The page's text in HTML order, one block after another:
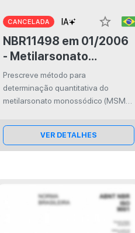
CANCELADA
star_border
NBR11498 em 01/2006
- Metilarsonato
monossódico - Análise
por titulação
Prescreve método para
determinação quantitativa do
metilarsonato monossódico (MSMA)
com iodo, após digestão da amostra
e redução do AS(V) a AS(III). Se
aplica ao produto técnico e suas
VER DETALHES